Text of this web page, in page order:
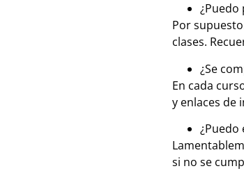
Por
clases.
¿Se
En cada
y enlaces de
¿Puedo
si no se